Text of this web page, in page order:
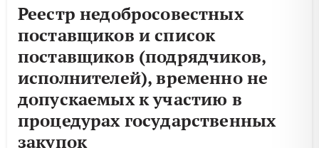
Реестр недобросовестных
поставщиков и список
поставщиков (подрядчиков,
исполнителей), временно не
допускаемых к участию в
процедурах государственных
закупок